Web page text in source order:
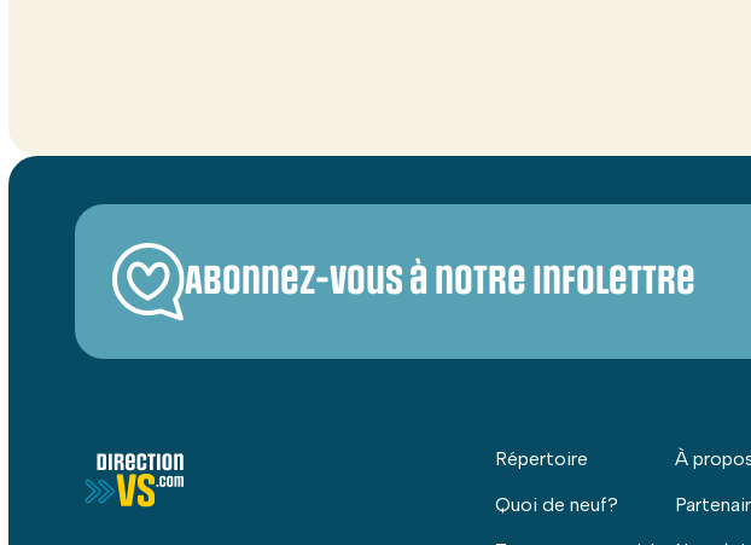
Abonnez-vous à notre infolettre
Répertoire
Quoi de neuf?
À